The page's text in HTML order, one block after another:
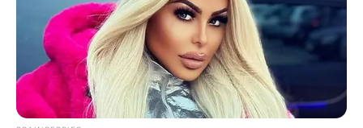
Нам пишуть
Партнерські матеріали
Події